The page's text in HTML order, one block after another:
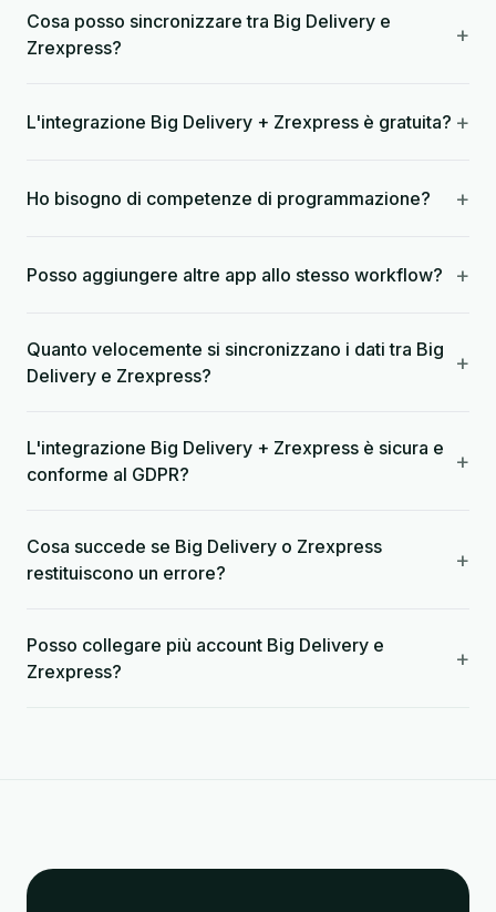
Cosa posso sincronizzare tra Big Delivery e
Zrexpress?
+
L'integrazione Big Delivery + Zrexpress è gratuita? +
Ho bisogno di competenze di programmazione? +
Posso aggiungere altre app allo stesso workflow? +
Quanto velocemente si sincronizzano i dati tra Big
Delivery e Zrexpress?
+
L'integrazione Big Delivery + Zrexpress è sicura e
conforme al GDPR?
+
Cosa succede se Big Delivery o Zrexpress
restituiscono un errore?
+
Posso collegare più account Big Delivery e
Zrexpress?
+